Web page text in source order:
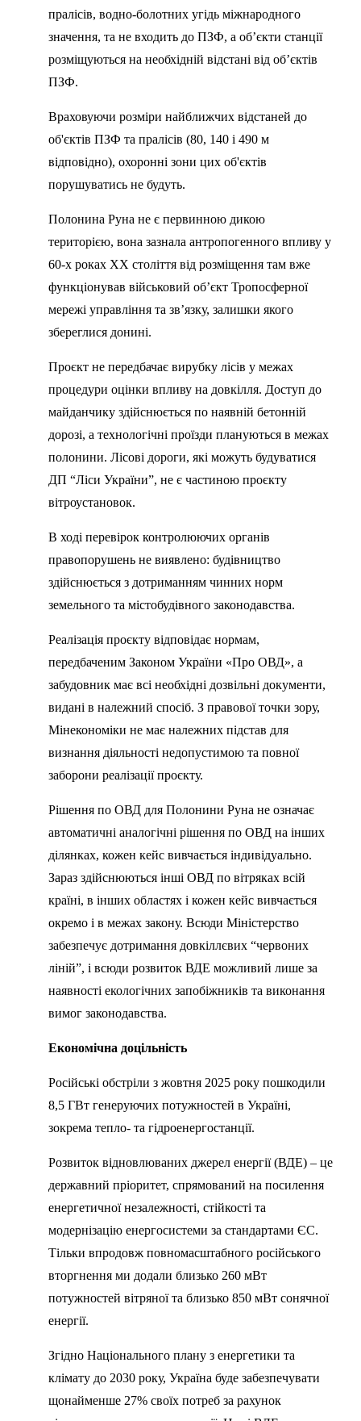
пралісів, водно-болотних угідь міжнародного
значення, та не входить до ПЗФ, а об’єкти станції
розміщуються на необхідній відстані від об’єктів
ПЗФ.
Враховуючи розміри найближчих відстаней до
об'єктів ПЗФ та пралісів (80, 140 і 490 м
відповідно), охоронні зони цих об'єктів
порушуватись не будуть.
Полонина Руна не є первинною дикою
територією, вона зазнала антропогенного впливу у
60-х роках ХХ століття від розміщення там вже
функціонував військовий об’єкт Тропосферної
мережі управління та зв’язку, залишки якого
збереглися донині.
Проєкт не передбачає вирубку лісів у межах
процедури оцінки впливу на довкілля. Доступ до
майданчику здійснюється по наявній бетонній
дорозі, а технологічні проїзди плануються в межах
полонини. Лісові дороги, які можуть будуватися
ДП “Ліси України”, не є частиною проєкту
вітроустановок.
В ході перевірок контролюючих органів
правопорушень не виявлено: будівництво
здійснюється з дотриманням чинних норм
земельного та містобудівного законодавства.
Реалізація проєкту відповідає нормам,
передбаченим Законом України «Про ОВД», а
забудовник має всі необхідні дозвільні документи,
видані в належний спосіб. З правової точки зору,
Мінекономіки не має належних підстав для
визнання діяльності недопустимою та повної
заборони реалізації проєкту.
Рішення по ОВД для Полонини Руна не означає
автоматичні аналогічні рішення по ОВД на інших
ділянках, кожен кейс вивчається індивідуально.
Зараз здійснюються інші ОВД по вітряках всій
країні, в інших областях і кожен кейс вивчається
окремо і в межах закону. Всюди Міністерство
забезпечує дотримання довкіллєвих “червоних
ліній”, і всюди розвиток ВДЕ можливий лише за
наявності екологічних запобіжників та виконання
вимог законодавства.
Економічна доцільність
Російські обстріли з жовтня 2025 року пошкодили
8,5 ГВт генеруючих потужностей в Україні,
зокрема тепло- та гідроенергостанції.
Розвиток відновлюваних джерел енергії (ВДЕ) – це
державний пріоритет, спрямований на посилення
енергетичної незалежності, стійкості та
модернізацію енергосистеми за стандартами ЄС.
Тільки впродовж повномасштабного російського
вторгнення ми додали близько 260 мВт
потужностей вітряної та близько 850 мВт сонячної
енергії.
Згідно Національного плану з енергетики та
клімату до 2030 року, Україна буде забезпечувати
щонайменше 27% своїх потреб за рахунок